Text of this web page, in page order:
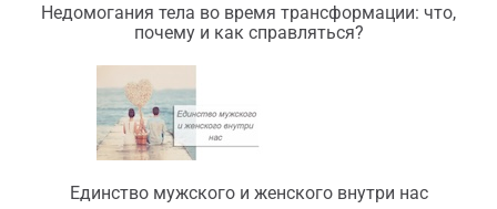
Недомогания тела во время трансформации: что,
почему и как справляться?
Единство мужского и женского внутри нас